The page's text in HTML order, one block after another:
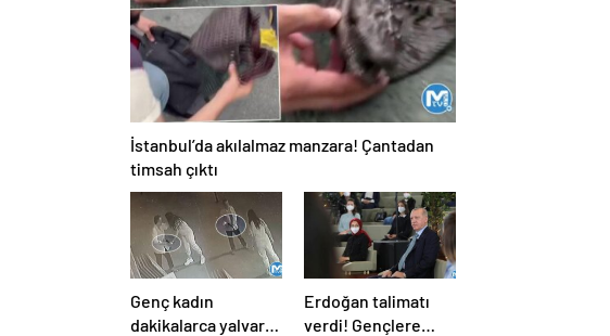
İstanbul’da akılalmaz manzara! Çantadan
timsah çıktı
Genç kadın
dakikalarca yalvardı
Erdoğan talimatı
verdi! Gençlere